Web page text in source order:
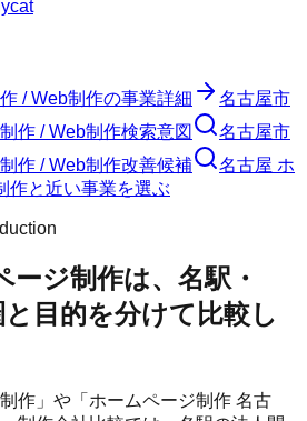
/ Web制作の事業詳細
名古屋市
作 / Web制作検索意図
名古屋市
作 / Web制作改善候補
名古屋 ホ
作と近い事業を選ぶ
ージ制作は、名駅・
目的を分けて比較し
作」や「ホームページ制作 名古